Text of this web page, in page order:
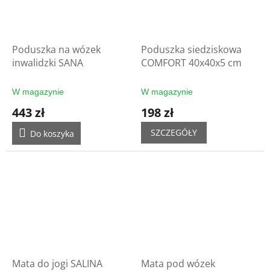
Poduszka na wózek
inwalidzki SANA
W magazynie
443 zł
Do koszyka
Poduszka siedziskowa
COMFORT 40x40x5 cm
W magazynie
198 zł
SZCZEGÓŁY
Mata do jogi SALINA
Mata pod wózek